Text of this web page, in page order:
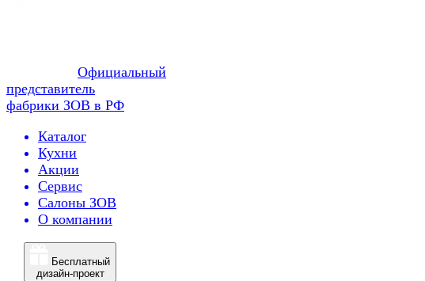
Официальный
представитель
фабрики ЗОВ в РФ
Каталог
Кухни
Акции
Сервис
Салоны ЗОВ
О компании
Бесплатный
дизайн-проект